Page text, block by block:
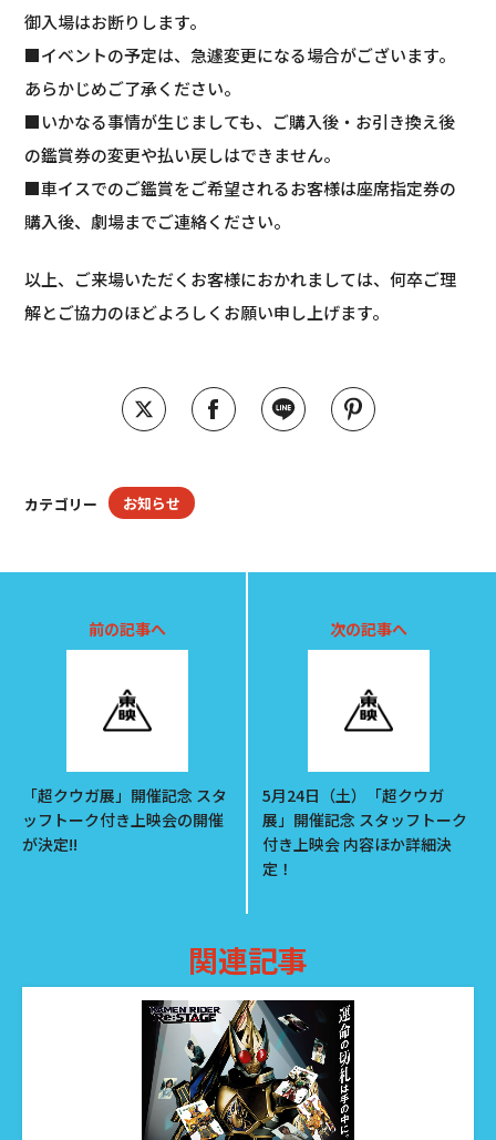
御入場はお断りします。
■イベントの予定は、急遽変更になる場合がございます。
あらかじめご了承ください。
■いかなる事情が生じましても、ご購入後・お引き換え後
の鑑賞券の変更や払い戻しはできません。
■車イスでのご鑑賞をご希望されるお客様は座席指定券の
購入後、劇場までご連絡ください。
以上、ご来場いただくお客様におかれましては、何卒ご理
解とご協力のほどよろしくお願い申し上げます。
カテゴリー お知らせ
前の記事へ
「超クウガ展」開催記念 スタ
ッフトーク付き上映会の開催
が決定!!
次の記事へ
5月24日（土）「超クウガ
展」開催記念 スタッフトーク
付き上映会 内容ほか詳細決
定！
関連記事